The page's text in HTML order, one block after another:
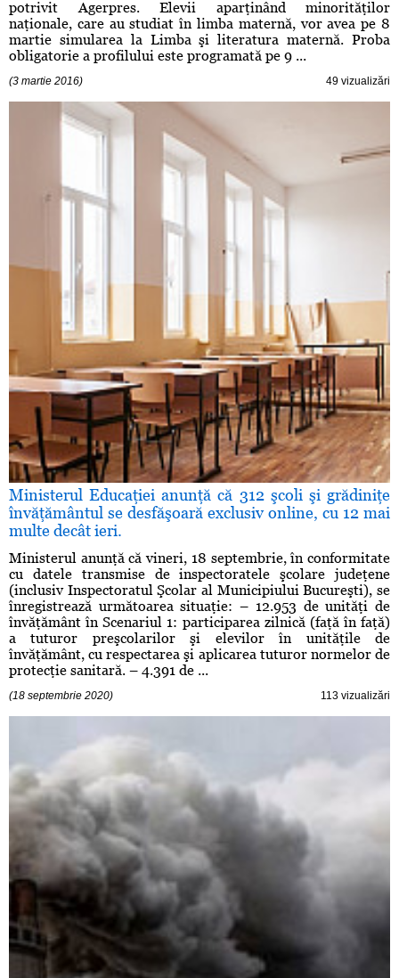
potrivit Agerpres. Elevii aparţinând minorităţilor
naţionale, care au studiat în limba maternă, vor avea pe 8
martie simularea la Limba şi literatura maternă. Proba
obligatorie a profilului este programată pe 9 ...
(3 martie 2016) 49 vizualizări
Ministerul Educaţiei anunţă că 312 şcoli şi grădiniţe
învăţământul se desfăşoară exclusiv online, cu 12 mai
multe decât ieri.
Ministerul anunţă că vineri, 18 septembrie, în conformitate
cu datele transmise de inspectoratele şcolare judeţene
(inclusiv Inspectoratul Şcolar al Municipiului Bucureşti), se
înregistrează următoarea situaţie: – 12.953 de unităţi de
învăţământ în Scenariul 1: participarea zilnică (faţă în faţă)
a tuturor preşcolarilor şi elevilor în unităţile de
învăţământ, cu respectarea şi aplicarea tuturor normelor de
protecţie sanitară. – 4.391 de ...
(18 septembrie 2020) 113 vizualizări